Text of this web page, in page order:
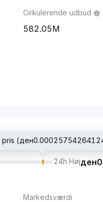
Cirkulerende udbud
582.05M
pris
24h Højден
Markedsværdi